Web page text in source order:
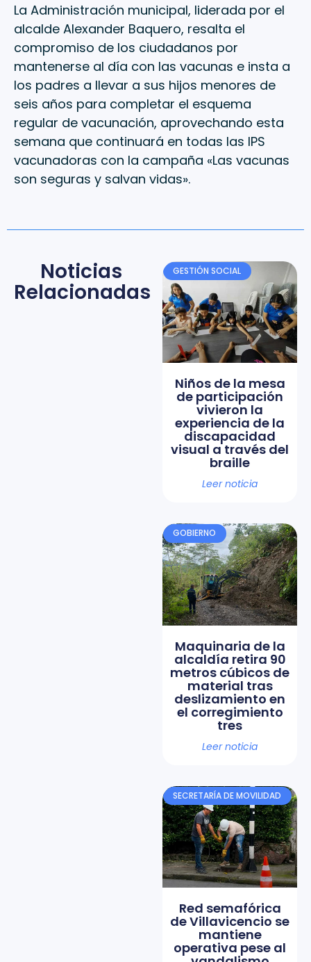
La Administración municipal, liderada por el
alcalde Alexander Baquero, resalta el
compromiso de los ciudadanos por
mantenerse al día con las vacunas e insta a
los padres a llevar a sus hijos menores de
seis años para completar el esquema
regular de vacunación, aprovechando esta
semana que continuará en todas las IPS
vacunadoras con la campaña «Las vacunas
son seguras y salvan vidas».
Noticias
Relacionadas
GESTIÓN SOCIAL
Niños de la mesa
de participación
vivieron la
experiencia de la
discapacidad
visual a través del
braille
Leer noticia
GOBIERNO
Maquinaria de la
alcaldía retira 90
metros cúbicos de
material tras
deslizamiento en
el corregimiento
tres
Leer noticia
SECRETARÍA DE MOVILIDAD
Red semafórica
de Villavicencio se
mantiene
operativa pese al